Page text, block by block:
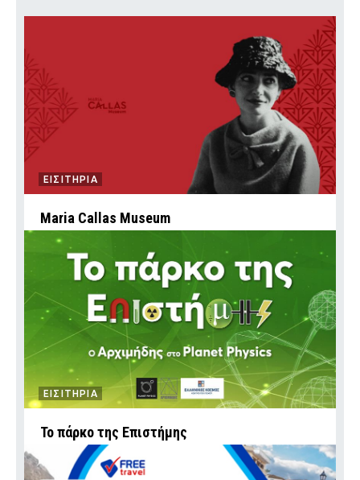
ΕΙΣΙΤΗΡΙΑ
Maria Callas Museum
ΕΙΣΙΤΗΡΙΑ
To πάρκο της Επιστήμης